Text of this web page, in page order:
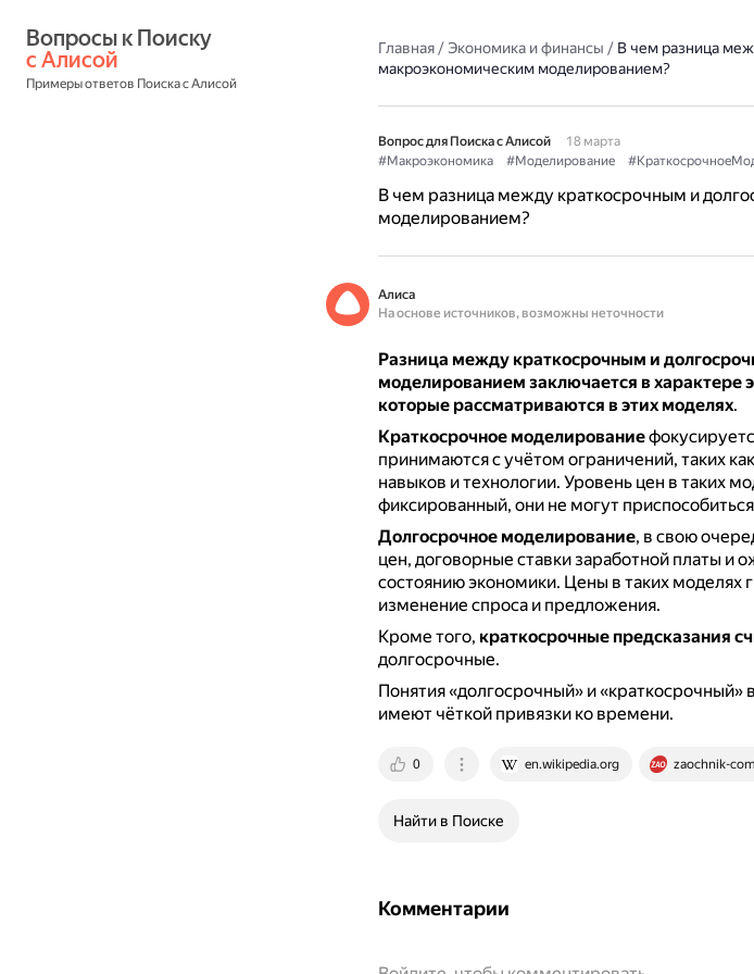
с Алисой
Примеры ответов Поиска с Алисой
Главная/Экономика и финансы / В чем разница
макроэкономическим моделированием?
Вопрос для Поиска с Алисой
18 марта
#Макроэкономика
#Моделирование
В чем разница между краткосрочным и
моделированием?
Алиса
На основе источников, возможны неточности
Разница между краткосрочным и
моделированием заключается в характере
которые рассматриваются в этих моделях.
Краткосрочное моделирование
принимаются с учётом ограничений, таких
навыков и технологии. Уровень цен в таких
фиксированный, они не могут
Долгосрочное моделирование, в свою
цен, договорные ставки заработной платы и
состоянию экономики. Цены в таких моделях
изменение спроса и предложения.
Кроме того, краткосрочные предсказания
долгосрочные.
Понятия «долгосрочный» и
имеют чёткой привязки ко времени.
0 en.wikipedia.org zaochnik-
Найти в Поиске
Комментарии